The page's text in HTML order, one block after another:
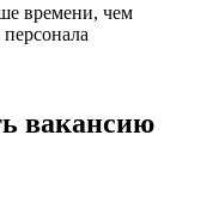
времени, чем
вакансию